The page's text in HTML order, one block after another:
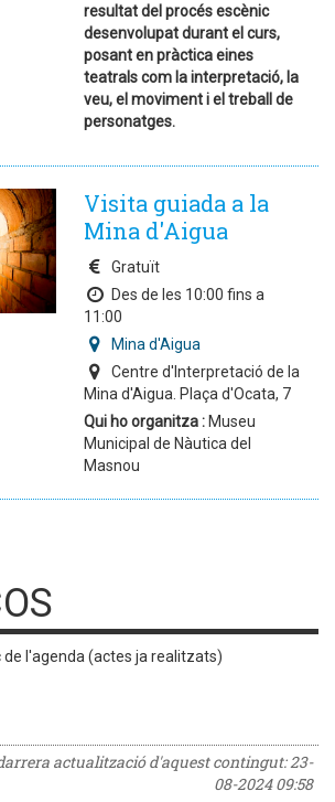
resultat del procés escènic
desenvolupat durant el curs,
posant en pràctica eines
teatrals com la interpretació, la
veu, el moviment i el treball de
personatges.
Visita guiada a la
Mina d'Aigua
Gratuït
Des de les 10:00 fins a
11:00
Mina d'Aigua
Centre d'Interpretació de la
Mina d'Aigua. Plaça d'Ocata, 7
Qui ho organitza : Museu
Municipal de Nàutica del
Masnou
de l'agenda (actes ja realitzats)
actualització d'aquest contingut:23-
08-2024 09:58